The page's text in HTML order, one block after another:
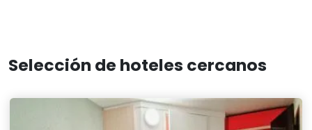
Selección de hoteles cercanos